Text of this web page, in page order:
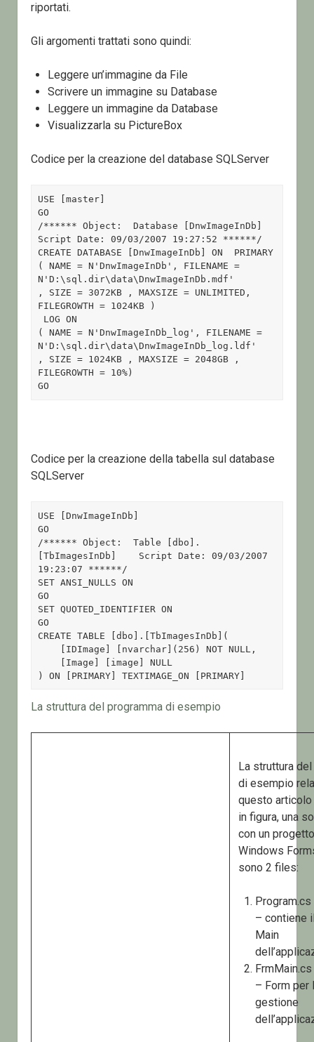
riportati.
Gli argomenti trattati sono quindi:
Leggere un’immagine da File
Scrivere un immagine su Database
Leggere un immagine da Database
Visualizzarla su PictureBox
Codice per la creazione del database SQLServer
USE [master]
GO
/****** Object:  Database [DnwImageInDb]
Script Date: 09/03/2007 19:27:52 ******/
CREATE DATABASE [DnwImageInDb] ON  PRIMARY
( NAME = N'DnwImageInDb', FILENAME =
N'D:\sql.dir\data\DnwImageInDb.mdf'
, SIZE = 3072KB , MAXSIZE = UNLIMITED,
FILEGROWTH = 1024KB )
( NAME = N'DnwImageInDb_log', FILENAME =
N'D:\sql.dir\data\DnwImageInDb_log.ldf'
, SIZE = 1024KB , MAXSIZE = 2048GB ,
FILEGROWTH = 10%)
GO
Codice per la creazione della tabella sul database
SQLServer
USE [DnwImageInDb]
GO
/****** Object:  Table [dbo].
[TbImagesInDb]    Script Date: 09/03/2007
19:23:07 ******/
SET ANSI_NULLS ON
GO
SET QUOTED_IDENTIFIER ON
GO
CREATE TABLE [dbo].[TbImagesInDb](
) ON [PRIMARY] TEXTIMAGE_ON [PRIMARY]
La struttura del programma di esempio
La struttura
di esempio
questo articolo
in figura, una
con un progetto
Windows
sono 2 files:
Program.cs
– contiene
Main
– Form per
gestione